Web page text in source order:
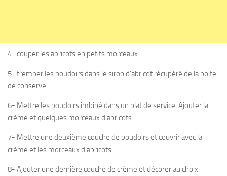
4- couper les abricots en petits morceaux.
5- tremper les boudoirs dans le sirop d’abricot récupéré de la boite
de conserve.
6- Mettre les boudoirs imbibé dans un plat de service. Ajouter la
crème et quelques morceaux d’abricots.
7- Mettre une deuxième couche de boudoirs et couvrir avec la
crème et les morceaux d’abricots.
8- Ajouter une dernière couche de crème et décorer au choix.